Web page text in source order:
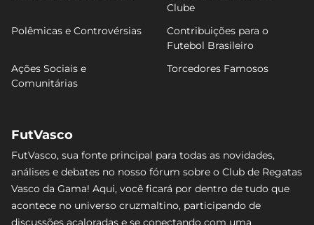
Clube
Polêmicas e Controvérsias
Contribuições para o
Futebol Brasileiro
Ações Sociais e
Comunitárias
Torcedores Famosos
FutVasco
FutVasco, sua fonte principal para todas as novidades,
análises e debates no nosso fórum sobre o Club de Regatas
Vasco da Gama! Aqui, você ficará por dentro de tudo que
acontece no universo cruzmaltino, participando de
discussões acaloradas e se conectando com uma